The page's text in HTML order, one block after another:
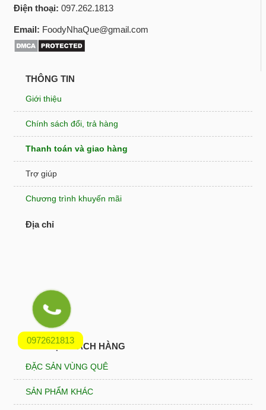
0972621813
Điện thoại: 097.262.1813
Email: FoodyNhaQue@gmail.com
THÔNG TIN
Giới thiệu
Chính sách đổi, trả hàng
Thanh toán và giao hàng
Trợ giúp
Chương trình khuyến mãi
Địa chỉ
HỖ TRỢ KHÁCH HÀNG
ĐẶC SẢN VÙNG QUÊ
SẢN PHẨM KHÁC